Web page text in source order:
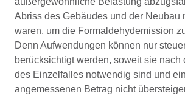
Abriss des Gebäudes und der Neubau
waren, um die Formaldehydemission
Denn Aufwendungen können nur
berücksichtigt werden, soweit sie nach
des Einzelfalles notwendig sind und
angemessenen Betrag nicht